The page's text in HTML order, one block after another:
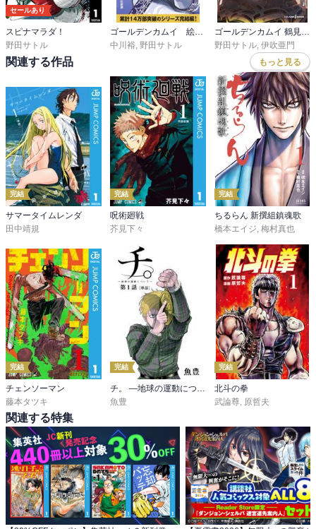
セールあり
スピナマラダ！
野田サトル
中川裕 野田サトル
野田サトル 伊吹亜門
関連する作品 もっと見る
完結
サマータイムレンダ
田中靖規
完結
呪術廻戦
芥見下々
完結
ちるらん 新撰組鎮魂歌
橋本エイジ, 梅村真也
完結
チェンソーマン
藤本タツキ
完結
魚豊
完結
北斗の拳
武論尊 原哲夫
関連する特集